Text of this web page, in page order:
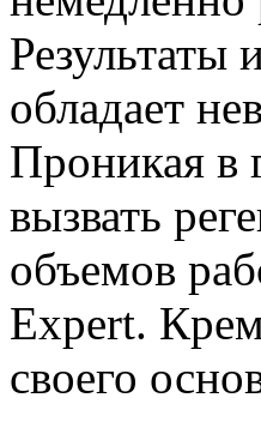
Результаты
обладает
Проникая в
вызвать
объемов
Expert.
своего